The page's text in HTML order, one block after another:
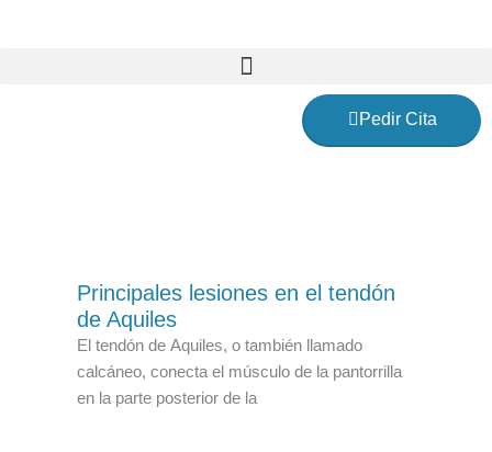
Pedir Cita
Principales lesiones en el tendón
de Aquiles
El tendón de Aquiles, o también llamado
calcáneo, conecta el músculo de la pantorrilla
en la parte posterior de la